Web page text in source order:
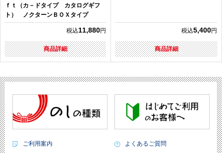
ｆｔ（カ－ドタイプ カタログギフ
ト） ノクターンＢＯＸタイプ
税込11,880円
商品詳細
税込5,400円
商品詳細
ご利用案内 よくあるご質問